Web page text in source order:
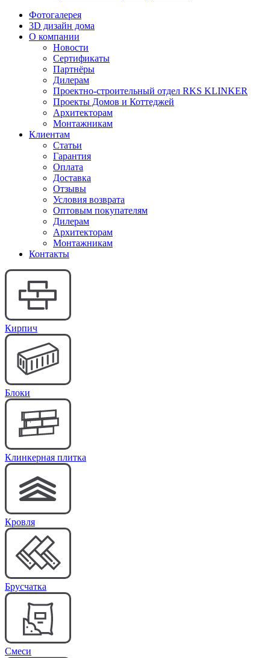
Фотогалерея
3D дизайн дома
О компании
Новости
Сертификаты
Партнёры
Дилерам
Проектно-строительный отдел RKS KLINKER
Проекты Домов и Коттеджей
Архитекторам
Монтажникам
Клиентам
Статьи
Гарантия
Оплата
Доставка
Отзывы
Условия возврата
Оптовым покупателям
Дилерам
Архитекторам
Монтажникам
Контакты
Кирпич
Блоки
Клинкерная плитка
Кровля
Брусчатка
Cмеси